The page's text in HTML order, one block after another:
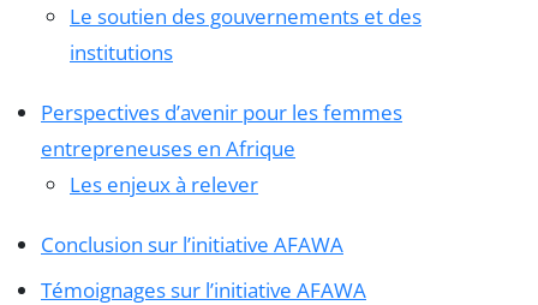
Le soutien des gouvernements et des
institutions
Perspectives d’avenir pour les femmes
entrepreneuses en Afrique
Les enjeux à relever
Conclusion sur l’initiative AFAWA
Témoignages sur l’initiative AFAWA